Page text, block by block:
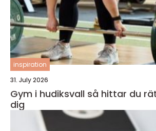
inspiration
31. July 2026
Gym i hudiksvall så hittar du rätt träning för
dig